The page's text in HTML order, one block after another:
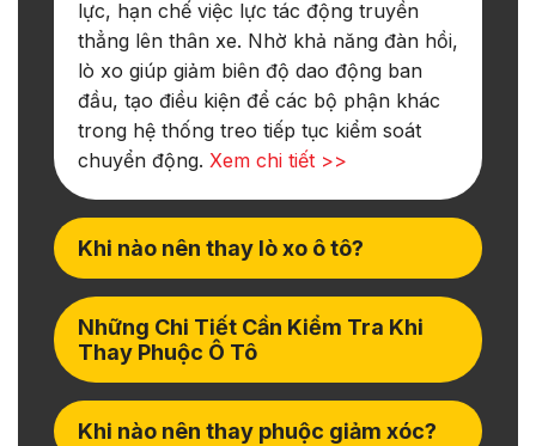
lực, hạn chế việc lực tác động truyền
thẳng lên thân xe. Nhờ khả năng đàn hồi,
lò xo giúp giảm biên độ dao động ban
đầu, tạo điều kiện để các bộ phận khác
trong hệ thống treo tiếp tục kiểm soát
chuyển động. Xem chi tiết >>
Khi nào nên thay lò xo ô tô?
Những Chi Tiết Cần Kiểm Tra Khi
Thay Phuộc Ô Tô
Khi nào nên thay phuộc giảm xóc?